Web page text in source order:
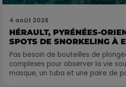
4 août 2026
HÉRAULT, PYRÉNÉES-
SPOTS DE SNORKELING À
Pas besoin de bouteilles de
complexes pour observer la vie
masque, un tuba et une paire de